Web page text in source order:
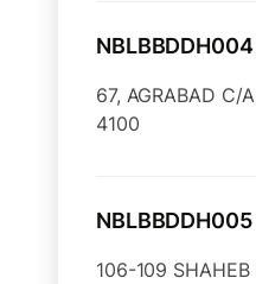
NBLBBDDH004
67, AGRABAD C/
4100
NBLBBDDH005
106-109 SHAHEB